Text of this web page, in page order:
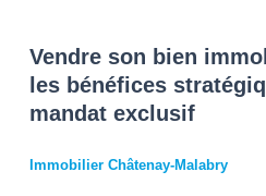
Vendre son bien
les bénéfices
mandat exclusif
Immobilier Châtenay-Malabry
du
mandat
exclusif